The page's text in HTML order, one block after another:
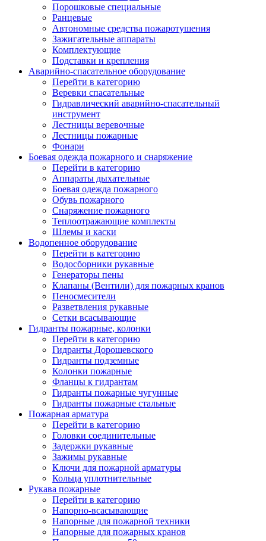
Порошковые специальные
Ранцевые
Автономные средства пожаротушения
Зажигательные аппараты
Комплектующие
Подставки и крепления
Аварийно-спасательное оборудование
Перейти в категорию
Веревки спасательные
Гидравлический аварийно-спасательный
инструмент
Лестницы веревочные
Лестницы пожарные
Фонари
Боевая одежда пожарного и снаряжение
Перейти в категорию
Аппараты дыхательные
Боевая одежда пожарного
Обувь пожарного
Снаряжение пожарного
Теплоотражающие комплекты
Шлемы и каски
Водопенное оборудование
Перейти в категорию
Водосборники рукавные
Генераторы пены
Клапаны (Вентили) для пожарных кранов
Пеносмесители
Разветвления рукавные
Сетки всасывающие
Гидранты пожарные, колонки
Перейти в категорию
Гидранты Дорошевского
Гидранты подземные
Колонки пожарные
Фланцы к гидрантам
Гидранты пожарные чугунные
Гидранты пожарные стальные
Пожарная арматура
Перейти в категорию
Головки соединительные
Задержки рукавные
Зажимы рукавные
Ключи для пожарной арматуры
Кольца уплотнительные
Рукава пожарные
Перейти в категорию
Напорно-всасывающие
Напорные для пожарной техники
Напорные для пожарных кранов